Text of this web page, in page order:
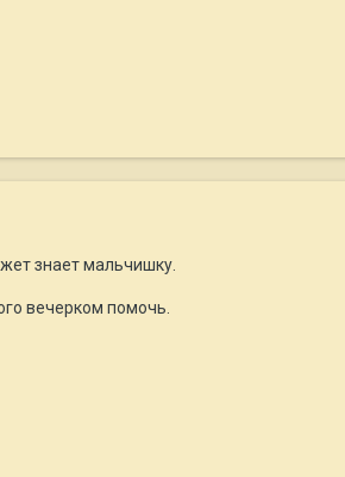
знает мальчишку.
вечерком помочь.